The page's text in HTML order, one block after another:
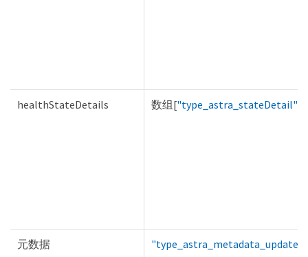
healthStateDetails 数组["type_astra_stateDetail"
元数据 "type_astra_metadata_update"